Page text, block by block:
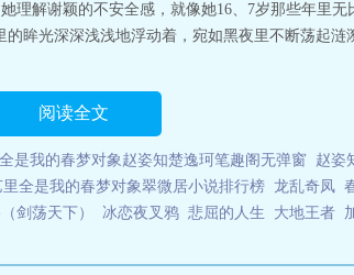
解谢颖的不安全感，就像她16、7岁那些年里
眸光深深浅浅地浮动着，宛如黑夜里不断荡起涟
阅读全文
是我的春梦对象赵姿知楚逸珂笔趣阁无弹窗
赵姿
全是我的春梦对象翠微居小说排行榜 龙乱奇凤
剑荡天下） 冰恋夜叉鸦 悲屈的人生 大地王者